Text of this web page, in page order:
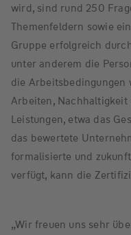
wird, sind rund 250
Themenfeldern sowie
Gruppe erfolgreich
unter anderem die
die Arbeitsbedingungen
Arbeiten, Nachhaltigkeit
Leistungen, etwa das
das bewertete
formalisierte und
verfügt, kann die
„Wir freuen uns sehr